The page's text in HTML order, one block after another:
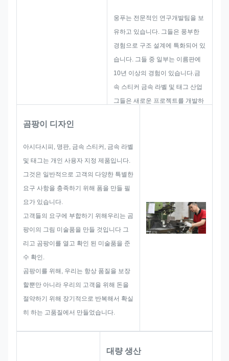
웅푸는 전문적인 연구개발팀을 보
유하고 있습니다. 그들은 풍부한
경험으로 구조 설계에 특화되어 있
습니다. 그들 중 일부는 이름판에
10년 이상의 경험이 있습니다.금
속 스티커 금속 라벨 및 태그 산업
그들은 새로운 프로젝트를 개발하
는 태그를 개발 시작 할 때, 우리는
크기 제한, 프로세스 기술,표면 처
곰팡이 디자인
아시다시피, 명판, 금속 스티커, 금속 라벨
및 태그는 개인 사용자 지정 제품입니다.
그것은 일반적으로 고객의 다양한 특별한
요구 사항을 충족하기 위해 폼을 만들 필
요가 있습니다.
고객들의 요구에 부합하기 위해우리는 곰
팡이의 그림 미술품을 만들 것입니다 그
리고 곰팡이를 열고 확인 된 미술품을 준
수 확인.
곰팡이를 위해, 우리는 항상 품질을 보장
할뿐만 아니라 우리의 고객을 위해 돈을
절약하기 위해 장기적으로 반복해서 확실
히 하는 고품질에서 만들었습니다.
대량 생산